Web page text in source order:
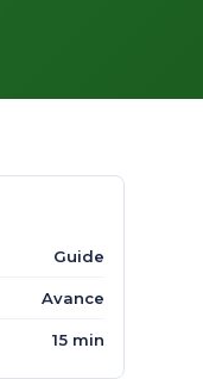
Guide
Avance
15 min